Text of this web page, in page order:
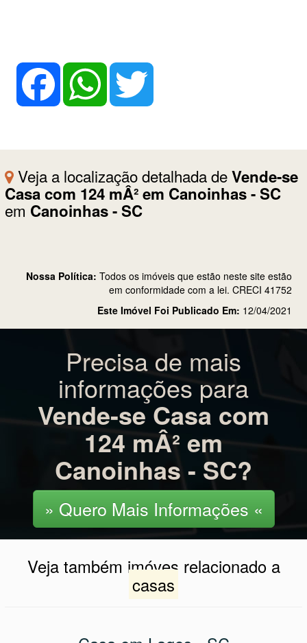
Facebook WhatsApp
Veja a localização detalhada deVende-se
Casa com 124 mÂ² em Canoinhas - SC
em Canoinhas - SC
Nossa Política: Todos os imóveis que estão neste site estão
em conformidade com a lei. CRECI 41752
Este Imóvel Foi Publicado Em: 12/04/2021
Precisa de mais
informações para
Vende-se Casa com
124 mÂ² em
Canoinhas - SC?
» Quero Mais Informações «
Veja também imóves relacionado a
casas